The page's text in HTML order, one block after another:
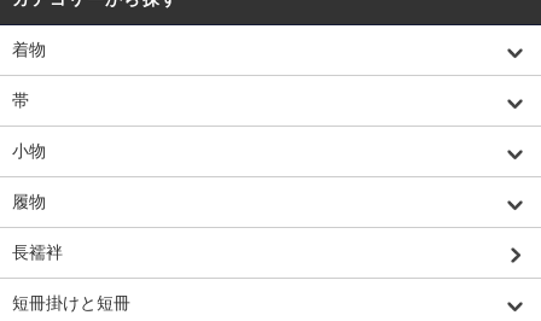
着物
帯
小物
履物
長襦袢
短冊掛けと短冊